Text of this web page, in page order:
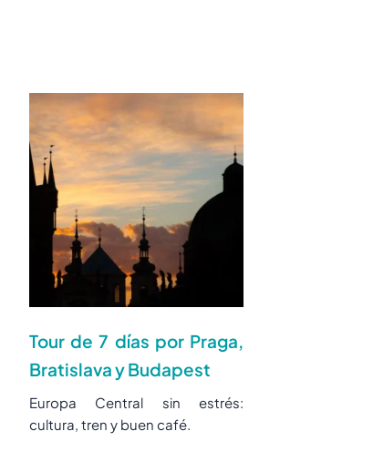
Tour de 7 días por Praga,
Bratislava y Budapest
Europa Central sin estrés:
cultura, tren y buen café.